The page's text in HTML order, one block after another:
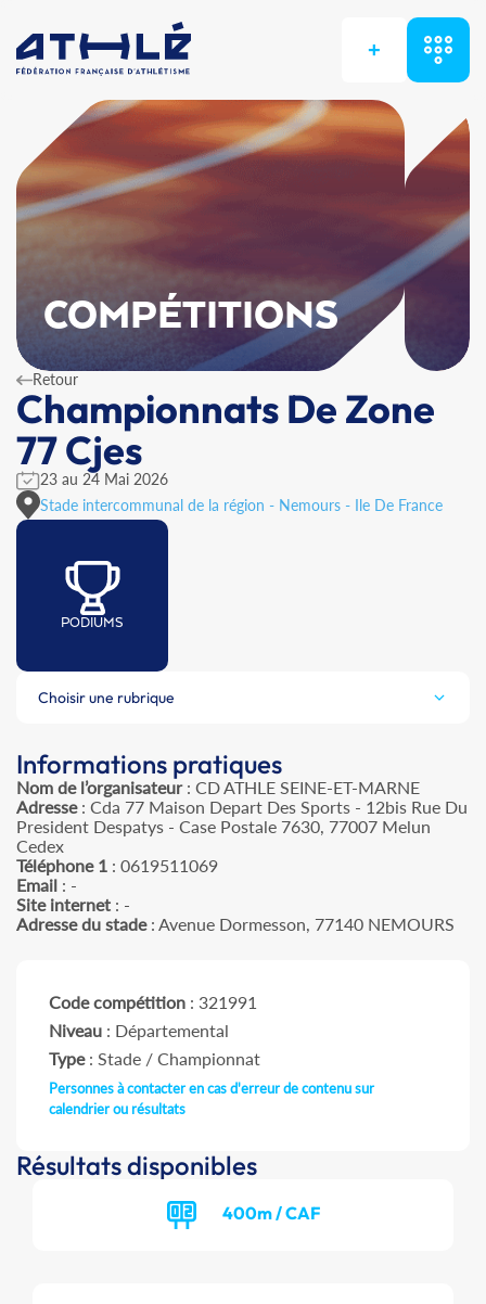
+
COMPÉTITIONS
Retour
Championnats De Zone
77 Cjes
23 au 24 Mai 2026
Stade intercommunal de la région - Nemours - Ile De France
PODIUMS
Choisir une rubrique
Informations pratiques
Nom de l’organisateur: CD ATHLE SEINE-ET-MARNE
Adresse: Cda 77 Maison Depart Des Sports - 12bis Rue Du
President Despatys - Case Postale 7630, 77007 Melun
Cedex
Téléphone 1 : 0619511069
Email : -
Site internet : -
Adresse du stade: Avenue Dormesson, 77140 NEMOURS
Code compétition : 321991
Niveau : Départemental
Type: Stade / Championnat
Personnes à contacter en cas d'erreur de contenu sur
calendrier ou résultats
Résultats disponibles
400m / CAF